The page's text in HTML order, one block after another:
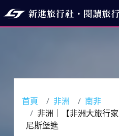
首頁 非洲
南非
非洲｜【非洲大旅行
尼斯堡進